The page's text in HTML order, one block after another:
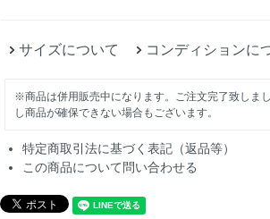
サイズについて コンディションに
※商品は併用販売中になります。ご注文完了致しま
し商品が確保できない場合もございます。
特定商取引法に基づく表記（返品等）
この商品について問い合わせる